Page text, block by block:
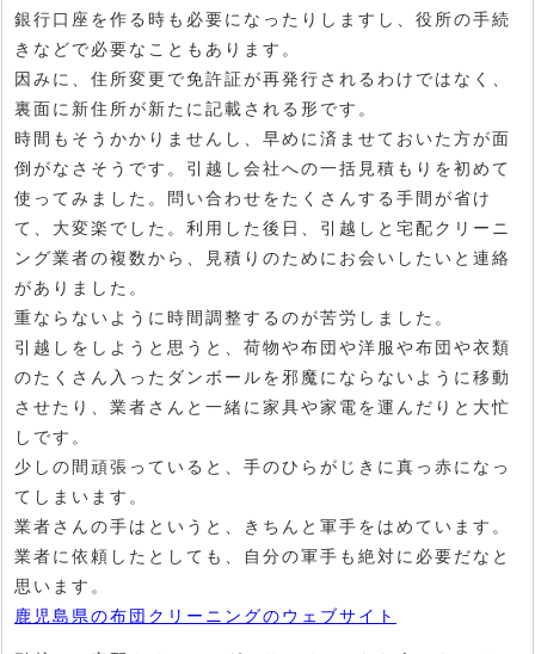
銀行口座を作る時も必要になったりしますし、役所の手続
きなどで必要なこともあります。
因みに、住所変更で免許証が再発行されるわけではなく、
裏面に新住所が新たに記載される形です。
時間もそうかかりませんし、早めに済ませておいた方が面
倒がなさそうです。引越し会社への一括見積もりを初めて
使ってみました。問い合わせをたくさんする手間が省け
て、大変楽でした。利用した後日、引越しと宅配クリーニ
ング業者の複数から、見積りのためにお会いしたいと連絡
がありました。
重ならないように時間調整するのが苦労しました。
引越しをしようと思うと、荷物や布団や洋服や布団や衣類
のたくさん入ったダンボールを邪魔にならないように移動
させたり、業者さんと一緒に家具や家電を運んだりと大忙
しです。
少しの間頑張っていると、手のひらがじきに真っ赤になっ
てしまいます。
業者さんの手はというと、きちんと軍手をはめています。
業者に依頼したとしても、自分の軍手も絶対に必要だなと
思います。
鹿児島県の布団クリーニングのウェブサイト